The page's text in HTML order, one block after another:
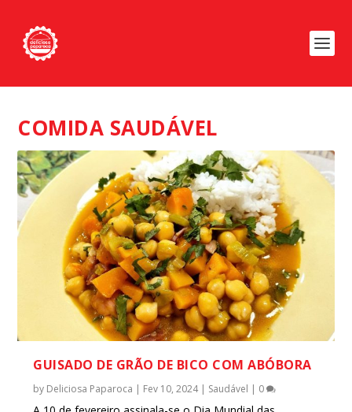
COMIDA SAUDÁVEL
GUISADO DE GRÃO DE BICO COM ABÓBORA
by Deliciosa Paparoca | Fev 10, 2024| Saudável | 0